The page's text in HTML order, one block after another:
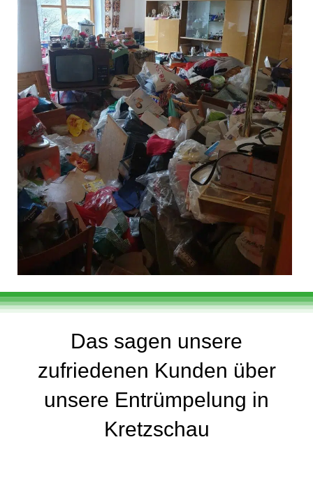
Das sagen unsere
zufriedenen Kunden über
unsere Entrümpelung in
Kretzschau